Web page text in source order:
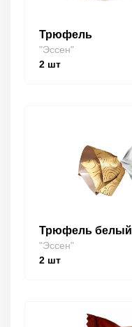
Трюфель
"Эссен"
2 шт
Трюфель белый
"Эссен"
2 шт